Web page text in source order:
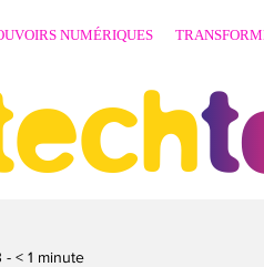
NUMÉRIQUES
- < 1 minute